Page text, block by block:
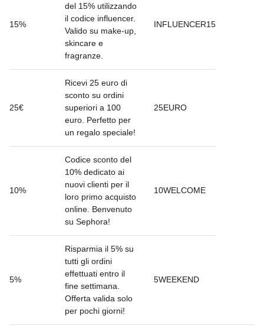
15%
del 15% utilizzando
il codice influencer.
Valido su make-up,
skincare e
fragranze.
INFLUENCER15
25€
Ricevi 25 euro di
sconto su ordini
superiori a 100
euro. Perfetto per
un regalo speciale!
25EURO
10%
Codice sconto del
10% dedicato ai
nuovi clienti per il
loro primo acquisto
online. Benvenuto
su Sephora!
10WELCOME
5%
Risparmia il 5% su
tutti gli ordini
effettuati entro il
fine settimana.
Offerta valida solo
per pochi giorni!
5WEEKEND